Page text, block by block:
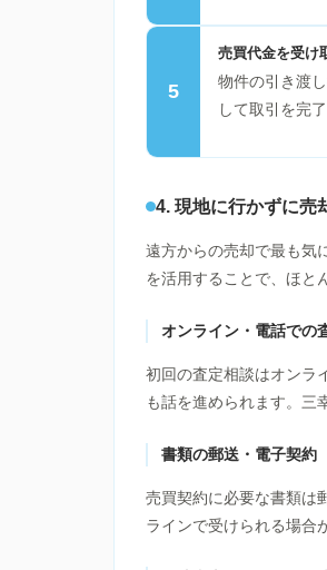
5
売買代金を受け
物件の引き渡
して取引を完
4. 現地に行かずに売
遠方からの売却で最も気
を活用することで、ほと
オンライン・電話での
初回の査定相談はオンラ
も話を進められます。三
書類の郵送・電子契約
売買契約に必要な書類は
ラインで受けられる場合